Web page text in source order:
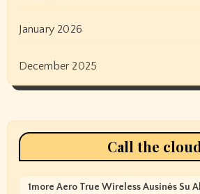
January 2026
December 2025
Call the
1more Aero True Wireless Ausinės Su